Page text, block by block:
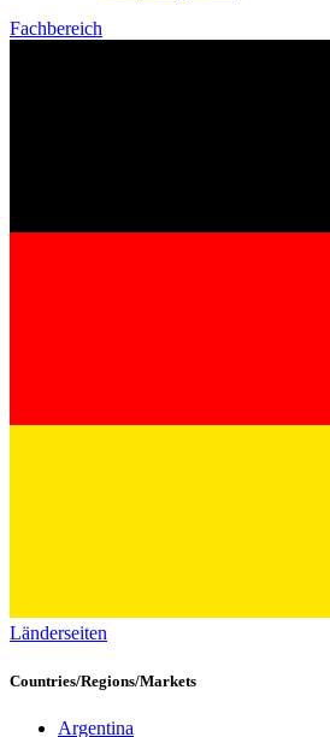
Fachbereich
Länderseiten
Countries/Regions/Markets
Argentina